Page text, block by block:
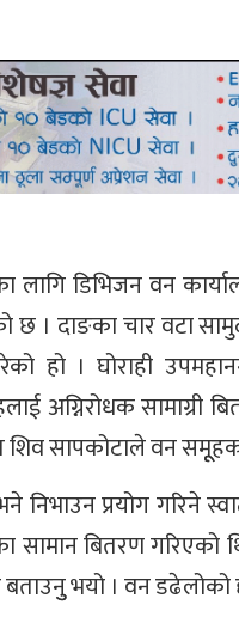
लागि डिभिजन वन
छ । दाङका चार वटा
हो । घोराही
अग्निरोधक सामाग्री
सापकोटाले वन समूूहका
निभाउन प्रयोग गरिने
सामान बितरण गरिएको
भयो । वन डढेलोको